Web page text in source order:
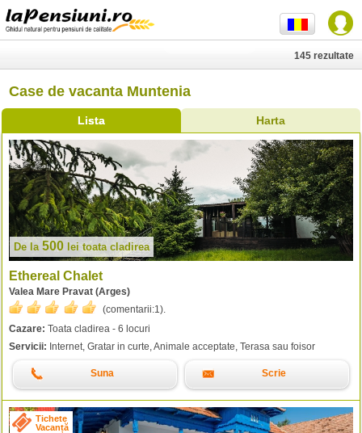
Case de vacanta Muntenia
Lista Harta
145 rezultate
De la 500 lei toata cladirea
Ethereal Chalet
Valea Mare Pravat (Arges)
(comentarii:1).
Cazare: Toata cladirea - 6 locuri
Servicii: Internet, Gratar in curte, Animale acceptate, Terasa sau foisor
Suna Scrie
Tichete
Vacanță